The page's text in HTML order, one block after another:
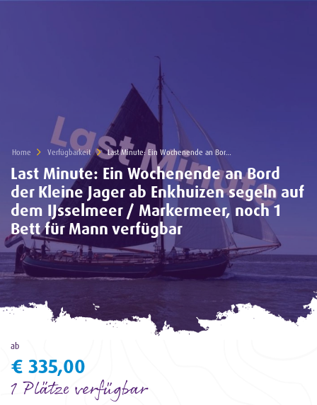
Home Verfügbarkeit Current:
Last Minute: Ein Wochenende an Bord der Kleine Jager ab Enkhuizen segeln auf dem IJsselmeer / Markermeer, noch 1 Bett für Mann verfügbar
Last Minute: Ein Wochenende an Bord
der Kleine Jager ab Enkhuizen segeln auf
dem IJsselmeer / Markermeer, noch 1
Bett für Mann verfügbar
ab
€ 335,00
1 Plätze verfügbar